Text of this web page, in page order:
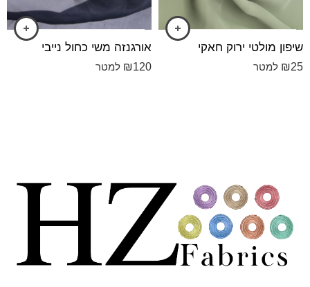
שיפון מולטי ירוק חאקי
₪25 למטר
אורגנזה משי כחול נייבי
₪120 למטר